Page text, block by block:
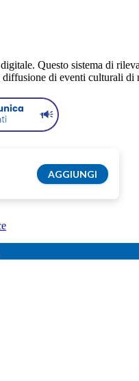
Questo sistema di
di eventi culturali di
AGGIUNGI